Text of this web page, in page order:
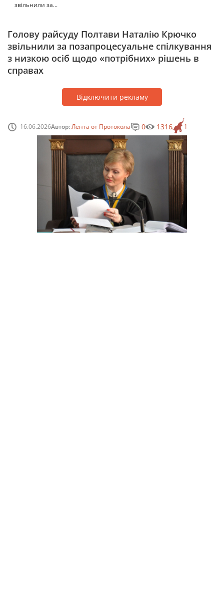
звільнили за...
Голову райсуду Полтави Наталію Крючко
звільнили за позапроцесуальне спілкування
з низкою осіб щодо «потрібних» рішень в
справах
Відключити рекламу
16.06.2026Автор:Лента от Протокола 1
0 1316